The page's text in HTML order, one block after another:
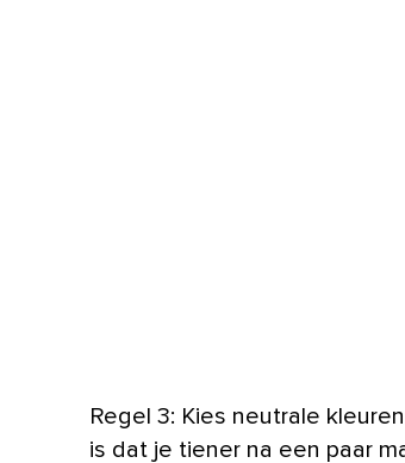
Regel 3: Kies neutrale
is dat je tiener na een paar